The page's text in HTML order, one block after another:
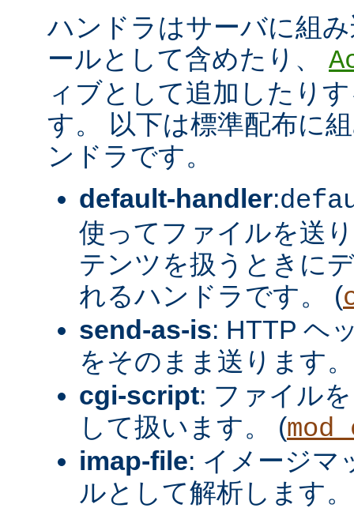
ハンドラはサーバに組
ールとして含めたり、
ィブとして追加したり
す。 以下は標準配布に
ンドラです。
default-handler:
使ってファイルを送
テンツを扱うときに
れるハンドラです。 (
send-as-is: HTTP ヘ
をそのまま送ります
cgi-script: ファイル
して扱います。 (
imap-file: イメージマ
ルとして解析します